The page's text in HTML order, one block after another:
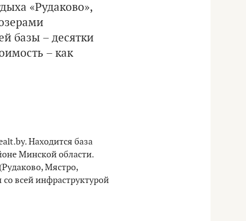
«Рудаково»,
базы – десятки
– как
Находится база
Минской области.
Мястро,
всей инфраструктурой